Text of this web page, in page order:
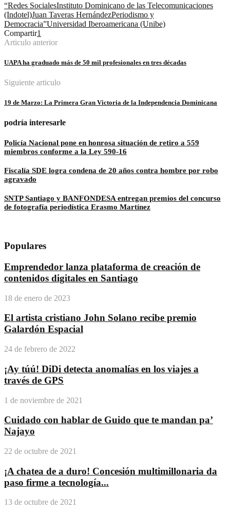
“Redes SocialesInstituto Dominicano de las Telecomunicaciones
(Indotel)Juan Taveras HernándezPeriodismo y
Democracia”Universidad Iberoamericana (Unibe)
Compartir1
Articulo anterior
UAPA ha graduado más de 50 mil profesionales en tres décadas
Siguiente articulo
19 de Marzo: La Primera Gran Victoria de la Independencia Dominicana
podría interesarle
Policía Nacional pone en honrosa situación de retiro a 559
miembros conforme a la Ley 590-16
Fiscalía SDE logra condena de 20 años contra hombre por robo
agravado
SNTP Santiago y BANFONDESA entregan premios del concurso
de fotografía periodística Erasmo Martínez
Populares
Emprendedor lanza plataforma de creación de
contenidos digitales en Santiago
18 de enero de 2023
El artista cristiano John Solano recibe premio
Galardón Espacial
24 de febrero de 2022
¡Ay túú! DiDi detecta anomalías en los viajes a
través de GPS
1 de noviembre de 2021
Cuidado con hablar de Guido que te mandan pa’
Najayo
22 de octubre de 2021
¡A chatea de a duro! Concesión multimillonaria da
paso firme a tecnología...
13 de octubre de 2021